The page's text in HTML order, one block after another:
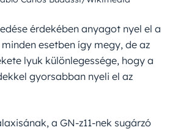
érdekében anyagot nyel el a
esetben így megy, de az
lyuk különlegessége, hogy a
gyorsabban nyeli el az
a GN-z11-nek sugárzó